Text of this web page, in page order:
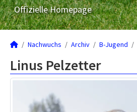
Offizielle Homepage
Nachwuchs Archiv B-Jugend
Linus Pelzetter